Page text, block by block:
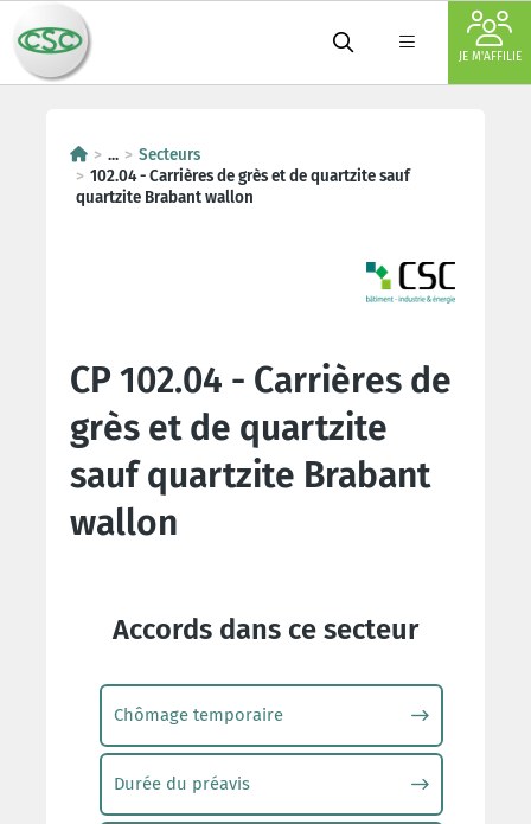
JE M'AFFILIE
...
Secteurs
102.04 - Carrières de grès et de quartzite sauf
quartzite Brabant wallon
CP 102.04 - Carrières de
grès et de quartzite
sauf quartzite Brabant
wallon
Accords dans ce secteur
Chômage temporaire
Durée du préavis